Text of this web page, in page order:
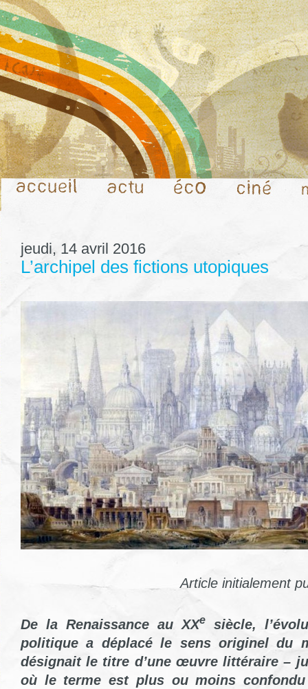
jeudi, 14 avril 2016
L’archipel des fictions utopiques
Article initialement
De la Renaissance au XXe
siècle,
politique a déplacé le sens originel du
désignait le titre d’une œuvre littéraire –
où le terme est plus ou moins confondu